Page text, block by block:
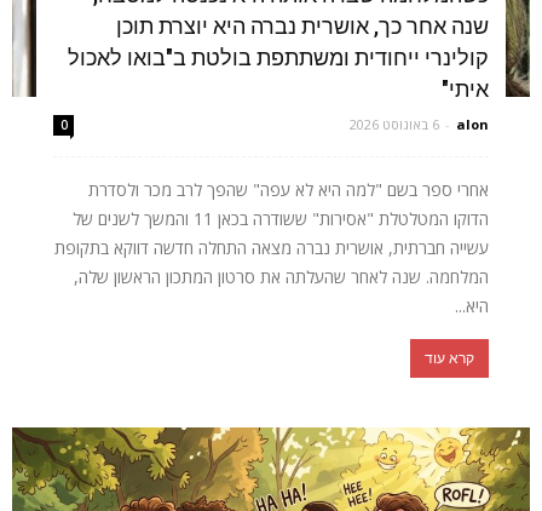
שנה אחר כך, אושרית נברה היא יוצרת תוכן
קולינרי ייחודית ומשתתפת בולטת ב"בואו לאכול
איתי"
alon
- 6 באוגוסט 2026 0
אחרי ספר בשם "למה היא לא עפה" שהפך לרב מכר ולסדרת
הדוקו המטלטלת "אסירות" ששודרה בכאן 11 והמשך לשנים של
עשייה חברתית, אושרית נברה מצאה התחלה חדשה דווקא בתקופת
המלחמה. שנה לאחר שהעלתה את סרטון המתכון הראשון שלה,
היא...
קרא עוד